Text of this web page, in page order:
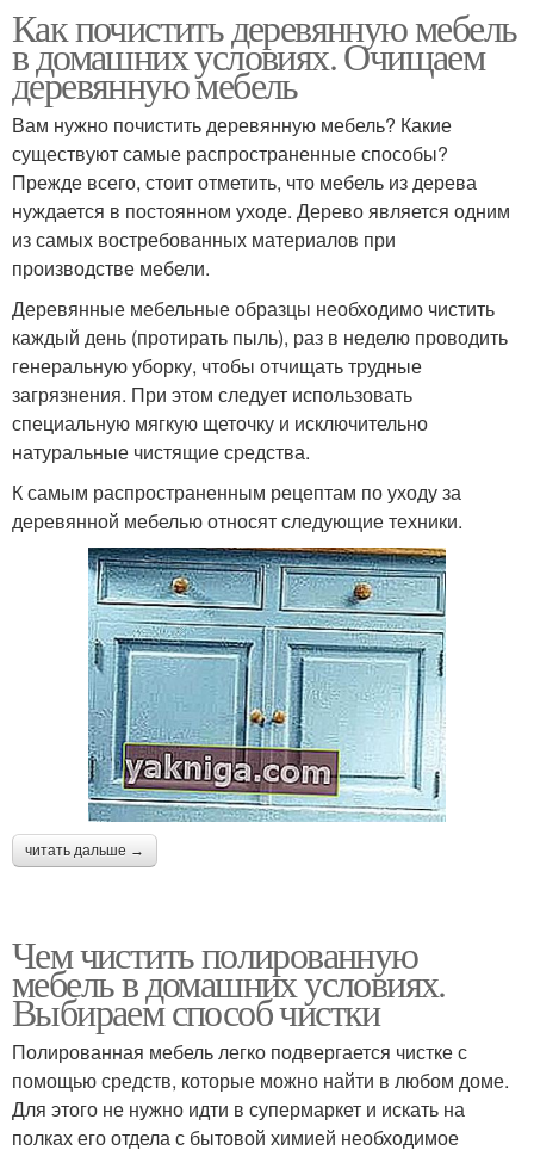
Как почистить деревянную мебель
в домашних условиях. Очищаем
деревянную мебель
Вам нужно почистить деревянную мебель? Какие
существуют самые распространенные способы?
Прежде всего, стоит отметить, что мебель из дерева
нуждается в постоянном уходе. Дерево является одним
из самых востребованных материалов при
производстве мебели.
Деревянные мебельные образцы необходимо чистить
каждый день (протирать пыль), раз в неделю проводить
генеральную уборку, чтобы отчищать трудные
загрязнения. При этом следует использовать
специальную мягкую щеточку и исключительно
натуральные чистящие средства.
К самым распространенным рецептам по уходу за
деревянной мебелью относят следующие техники.
читать дальше →
Чем чистить полированную
мебель в домашних условиях.
Выбираем способ чистки
Полированная мебель легко подвергается чистке с
помощью средств, которые можно найти в любом доме.
Для этого не нужно идти в супермаркет и искать на
полках его отдела с бытовой химией необходимое